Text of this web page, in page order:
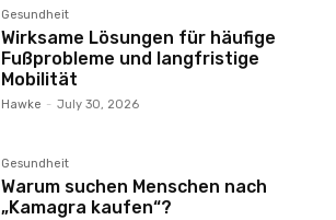
Gesundheit
Wirksame Lösungen für häufige
Fußprobleme und langfristige
Mobilität
Hawke - July 30, 2026
Gesundheit
Warum suchen Menschen nach
„Kamagra kaufen“?